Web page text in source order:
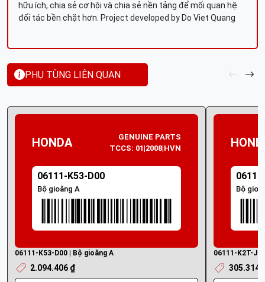
hữu ích, chia sẻ cơ hội và chia sẻ nền tảng để mối quan hệ
đối tác bền chặt hơn. Project developed by Do Viet Quang
PHỤ TÙNG LIÊN QUAN
HONDA
GENUINE PARTS
TCCS: 01|2008|HVN
06111-K53-D00
Bộ gioăng A
06111-K53-D00 | Bộ gioăng A
2.094.406 ₫
Bộ
06111-K2T-
305.314